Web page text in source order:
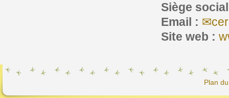
Siège
Email :
Site web :
Plan